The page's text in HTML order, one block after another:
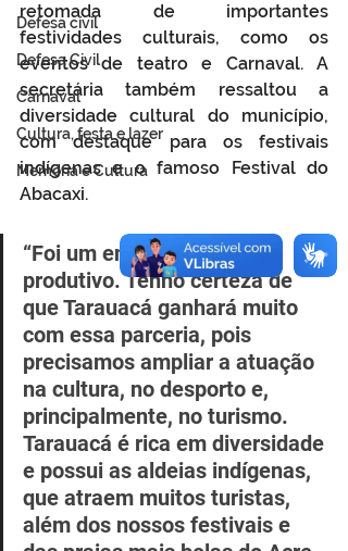
Defesa cívil
Defesa Civil
Carnaval
Cultura, festa e lazer
Memória e Cultura
retomada de importantes
festividades culturais, como os
eventos de teatro e Carnaval. A
secretária também ressaltou a
diversidade cultural do município,
com destaque para os festivais
indígenas e o famoso Festival do
Abacaxi.
“Foi um encontro muito
produtivo. Tenho certeza de
que Tarauacá ganhará muito
com essa parceria, pois
precisamos ampliar a atuação
na cultura, no desporto e,
principalmente, no turismo.
Tarauacá é rica em diversidade
e possui as aldeias indígenas,
que atraem muitos turistas,
além dos nossos festivais e